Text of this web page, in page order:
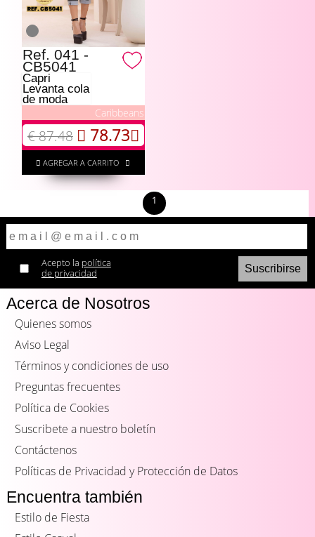
Ref. 041 -
CB5041
Capri
Levanta cola
de moda
Caribbeans
€ 87.48 78.73
AGREGAR A CARRITO
1
Acepto la política
de privacidad
Acerca de Nosotros
Quienes somos
Aviso Legal
Términos y condiciones de uso
Preguntas frecuentes
Política de Cookies
Suscribete a nuestro boletín
Contáctenos
Políticas de Privacidad y Protección de Datos
Encuentra también
Estilo de Fiesta